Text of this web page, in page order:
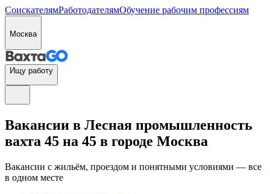
СоискателямРаботодателямОбучение рабочим профессиям
Москва
Ищу работу
Вакансии в Лесная промышленность
вахта 45 на 45 в городе Москва
Вакансии с жильём, проездом и понятными условиями — все
в одном месте